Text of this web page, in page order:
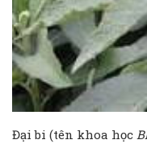
Đại bi (tên khoa học